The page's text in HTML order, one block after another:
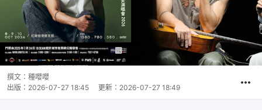
撰文： 種嚶嚶
出版： 2026-07-27 18:45 更新： 2026-07-27 18:49